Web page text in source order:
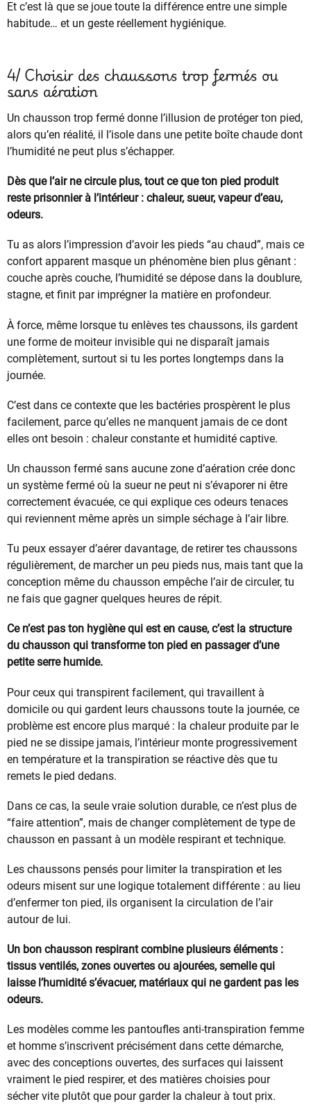
Et c’est là que se joue toute la différence entre une simple
habitude… et un geste réellement hygiénique.
4/ Choisir des chaussons trop fermés ou
sans aération
Un chausson trop fermé donne l’illusion de protéger ton pied,
alors qu’en réalité, il l’isole dans une petite boîte chaude dont
l’humidité ne peut plus s’échapper.
Dès que l’air ne circule plus, tout ce que ton pied produit
reste prisonnier à l’intérieur : chaleur, sueur, vapeur d’eau,
odeurs.
Tu as alors l’impression d’avoir les pieds “au chaud”, mais ce
confort apparent masque un phénomène bien plus gênant :
couche après couche, l’humidité se dépose dans la doublure,
stagne, et finit par imprégner la matière en profondeur.
À force, même lorsque tu enlèves tes chaussons, ils gardent
une forme de moiteur invisible qui ne disparaît jamais
complètement, surtout si tu les portes longtemps dans la
journée.
C’est dans ce contexte que les bactéries prospèrent le plus
facilement, parce qu’elles ne manquent jamais de ce dont
elles ont besoin : chaleur constante et humidité captive.
Un chausson fermé sans aucune zone d’aération crée donc
un système fermé où la sueur ne peut ni s’évaporer ni être
correctement évacuée, ce qui explique ces odeurs tenaces
qui reviennent même après un simple séchage à l’air libre.
Tu peux essayer d’aérer davantage, de retirer tes chaussons
régulièrement, de marcher un peu pieds nus, mais tant que la
conception même du chausson empêche l’air de circuler, tu
ne fais que gagner quelques heures de répit.
Ce n’est pas ton hygiène qui est en cause, c’est la structure
du chausson qui transforme ton pied en passager d’une
petite serre humide.
Pour ceux qui transpirent facilement, qui travaillent à
domicile ou qui gardent leurs chaussons toute la journée, ce
problème est encore plus marqué : la chaleur produite par le
pied ne se dissipe jamais, l’intérieur monte progressivement
en température et la transpiration se réactive dès que tu
remets le pied dedans.
Dans ce cas, la seule vraie solution durable, ce n’est plus de
“faire attention”, mais de changer complètement de type de
chausson en passant à un modèle respirant et technique.
Les chaussons pensés pour limiter la transpiration et les
odeurs misent sur une logique totalement différente : au lieu
d’enfermer ton pied, ils organisent la circulation de l’air
autour de lui.
Un bon chausson respirant combine plusieurs éléments :
tissus ventilés, zones ouvertes ou ajourées, semelle qui
laisse l’humidité s’évacuer, matériaux qui ne gardent pas les
odeurs.
Les modèles comme les pantoufles anti-transpiration femme
et homme s’inscrivent précisément dans cette démarche,
avec des conceptions ouvertes, des surfaces qui laissent
vraiment le pied respirer, et des matières choisies pour
sécher vite plutôt que pour garder la chaleur à tout prix.